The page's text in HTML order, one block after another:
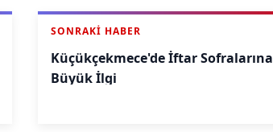
SONRAKI HABER
Küçükçekmece'de İftar Sofralarına
Büyük İlgi